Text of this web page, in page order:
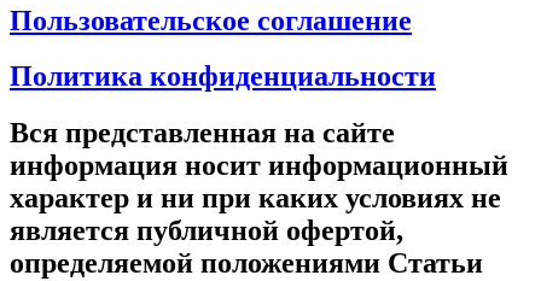
Пользовательское соглашение
Политика конфиденциальности
Вся представленная на сайте
информация носит информационный
характер и ни при каких условиях не
является публичной офертой,
определяемой положениями Статьи